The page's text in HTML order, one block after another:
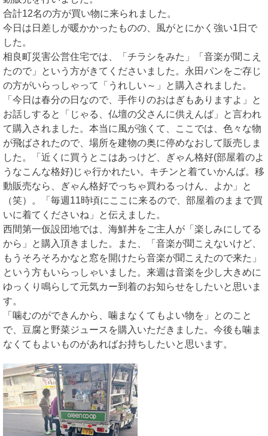
合計12名の方が買い物に来られました。
今日は日差しが暖かかったものの、風がとにかく強い1日で
した。
相良町災害公営住宅では、「チラシをみた」「音楽が聞こえ
たので」という方がきてくださいました。永田パンをご存じ
の方がいらっしゃって「うれしい～」と購入されました。
「今日は春分の日なので、手作りのおはぎもありますよ」と
お話しすると「じゃる、仏壇の父さんに供えんば」と言われ
て購入されました。本当に風が強くて、ここでは、色々な物
が飛ばされたので、場所を建物の奥に停めなおして販売しま
した。「近くに買うとこはあっけど、ぎゃん格好(部屋着のよ
うなこんな格好)じゃ行かれたい。キチンと着ていかんば。移
動販売なら、ぎゃん格好でっちゃ買わるっけん、よか」と
（笑）。「毎週11時頃にここに来るので、部屋着のままで買
いに着てくださいね」と伝えました。
西間第一仮設団地では、海鮮丼をご主人が「楽しみにしてる
から」と購入頂きました。また、「音楽が聞こえないけど、
もうそろそろかなと窓を開けたら音楽が聞こえたので来た」
という方もいらっしゃいました。来週は音楽を少し大きめに
ゆっくり鳴らして元気カー到着のお知らせをしたいと思いま
す。
「噛むのができんから、噛まなくてもよい物を」とのこと
で、豆腐と野菜ジュースを購入いただきました。今後も噛ま
なくてもよいものがあればお持ちしたいと思います。